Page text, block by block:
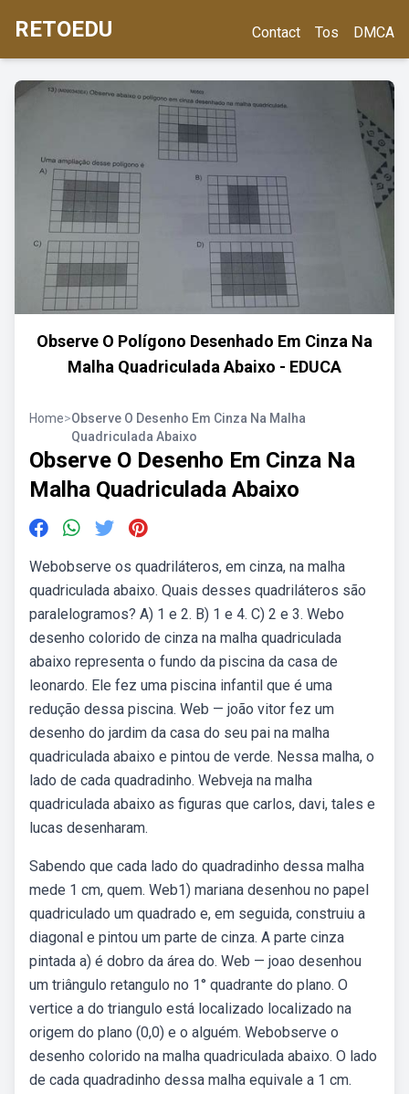
RETOEDU Contact Tos DMCA
Observe O Polígono Desenhado Em Cinza Na
Malha Quadriculada Abaixo - EDUCA
Home>Observe O Desenho Em Cinza Na Malha
Quadriculada Abaixo
Observe O Desenho Em Cinza Na
Malha Quadriculada Abaixo
Webobserve os quadriláteros, em cinza, na malha
quadriculada abaixo. Quais desses quadriláteros são
paralelogramos? A) 1 e 2. B) 1 e 4. C) 2 e 3. Webo
desenho colorido de cinza na malha quadriculada
abaixo representa o fundo da piscina da casa de
leonardo. Ele fez uma piscina infantil que é uma
redução dessa piscina. Web — joão vitor fez um
desenho do jardim da casa do seu pai na malha
quadriculada abaixo e pintou de verde. Nessa malha, o
lado de cada quadradinho. Webveja na malha
quadriculada abaixo as figuras que carlos, davi, tales e
lucas desenharam.
Sabendo que cada lado do quadradinho dessa malha
mede 1 cm, quem. Web1) mariana desenhou no papel
quadriculado um quadrado e, em seguida, construiu a
diagonal e pintou um parte de cinza. A parte cinza
pintada a) é dobro da área do. Web — joao desenhou
um triângulo retangulo no 1° quadrante do plano. O
vertice a do triangulo está localizado localizado na
origem do plano (0,0) e o alguém. Webobserve o
desenho colorido na malha quadriculada abaixo. O lado
de cada quadradinho dessa malha equivale a 1 cm.